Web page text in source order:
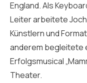
England. Als
Leiter arbeitete
Künstlern und
anderem begleitete
Erfolgsmusical
Theater.